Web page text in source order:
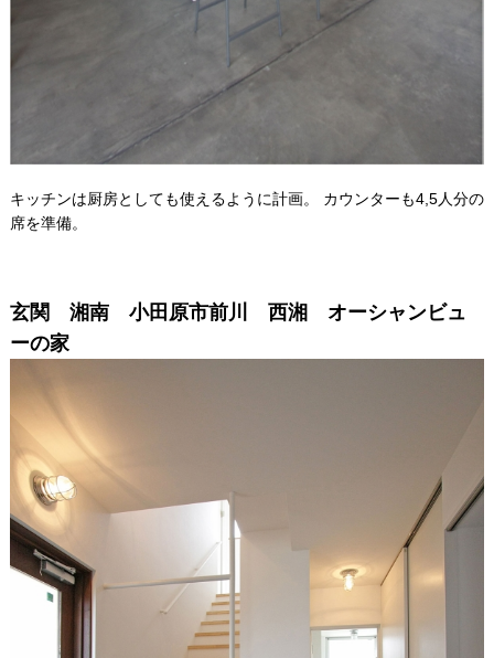
キッチンは厨房としても使えるように計画。 カウンターも4,5人分の
席を準備。
玄関 湘南 小田原市前川 西湘 オーシャンビュ
ーの家